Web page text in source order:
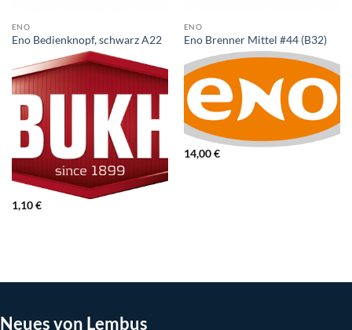
ENO
Eno Bedienknopf, schwarz A22
1,10€
ENO
Eno Brenner Mittel #44 (B32)
14,00€
Neues von Lembus